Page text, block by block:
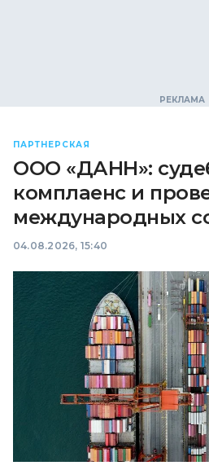
ПАРТНЕРСКАЯ
ООО «ДАНН»:
комплаенс и
международных
04.08.2026, 15:40